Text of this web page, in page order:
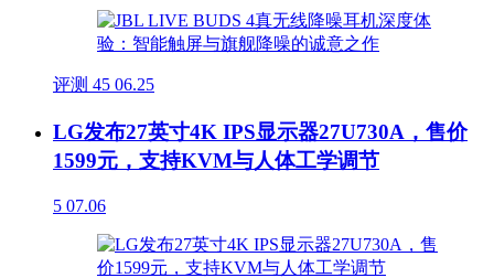
评测 45 06.25
LG发布27英寸4K IPS显示器27U730A，售价
1599元，支持KVM与人体工学调节
5 07.06